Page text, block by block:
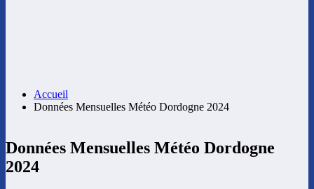
Accueil
Données Mensuelles Météo Dordogne 2024
Données Mensuelles Météo Dordogne
2024